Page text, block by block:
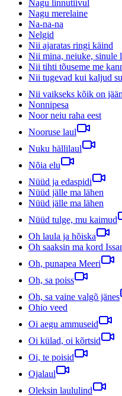
Nagu linnutiivul
Nagu merelaine
Na-na-na
Nelgid
Nii ajaratas ringi käind
Nii mina, neiuke, sinule
Nii tihti tõuseme me
Nii tugevad kui kaljud
Nii vaikseks kõik on
Nonnipesa
Noor neiu raha eest
Nooruse laul
Nuku hällilaul
Nõia elu
Nüüd ja edaspidi
Nüüd jälle ma lähen
Nüüd jälle ma lähen
Nüüd tulge, mu kaimud
Oh laula ja hõiska
Oh saaksin ma kord
Oh, punapea Meeri
Oh, sa poiss
Oh, sa vaine valgõ jänes
Ohio veed
Oi aegu ammuseid
Oi külad, oi kõrtsid
Oi, te poisid
Ojalaul
Oleksin laululind